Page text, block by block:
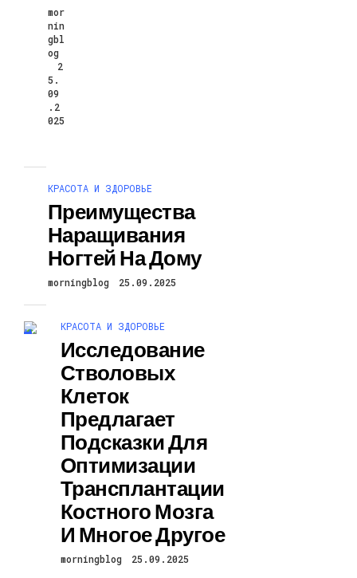
mor
nin
gbl
og
2
5.
09
.2
025
КРАСОТА И ЗДОРОВЬЕ
Преимущества
Наращивания
Ногтей На Дому
morningblog 25.09.2025
КРАСОТА И ЗДОРОВЬЕ
Исследование
Стволовых
Клеток
Предлагает
Подсказки Для
Оптимизации
Трансплантации
Костного Мозга
И Многое Другое
morningblog 25.09.2025